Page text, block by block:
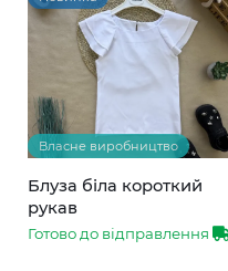
Власне виробництво
Блуза біла короткий
рукав
Готово до відправлення